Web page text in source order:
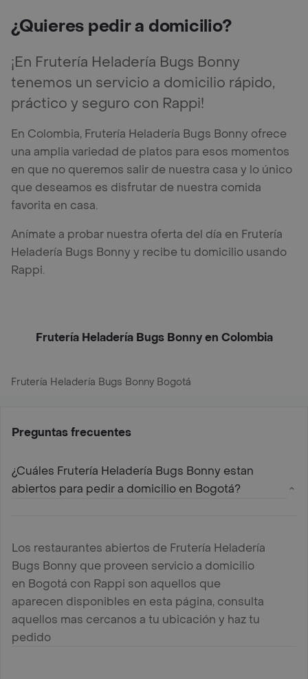
¿Quieres pedir a domicilio?
¡En Frutería Heladería Bugs Bonny
tenemos un servicio a domicilio rápido,
práctico y seguro con Rappi!
En Colombia, Frutería Heladería Bugs Bonny ofrece
una amplia variedad de platos para esos momentos
en que no queremos salir de nuestra casa y lo único
que deseamos es disfrutar de nuestra comida
favorita en casa.
Anímate a probar nuestra oferta del día en Frutería
Heladería Bugs Bonny y recibe tu domicilio usando
Rappi.
Frutería Heladería Bugs Bonny en Colombia
Frutería Heladería Bugs Bonny Bogotá
Preguntas frecuentes
¿Cuáles Frutería Heladería Bugs Bonny estan
abiertos para pedir a domicilio en Bogotá?
Los restaurantes abiertos de Frutería Heladería
Bugs Bonny que proveen servicio a domicilio
en Bogotá con Rappi son aquellos que
aparecen disponibles en esta página, consulta
aquellos mas cercanos a tu ubicación y haz tu
pedido